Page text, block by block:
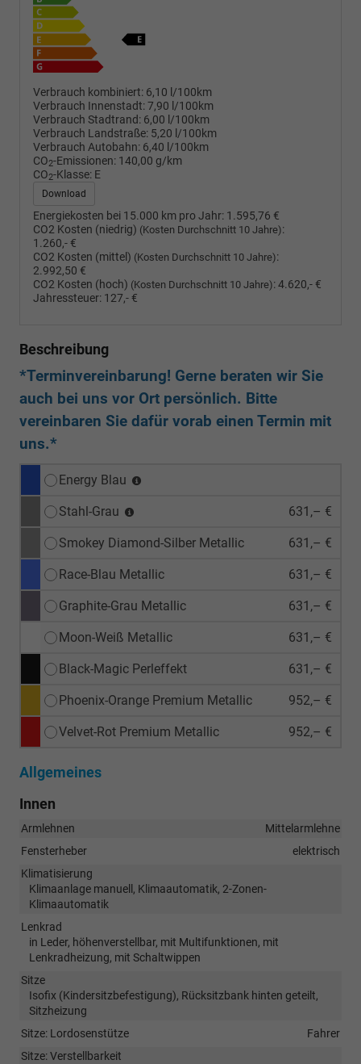
Verbrauch kombiniert: 6,10 l/100km
Verbrauch Innenstadt:7,90 l/100km
Verbrauch Stadtrand: 6,00 l/100km
Verbrauch Landstraße: 5,20 l/100km
Verbrauch Autobahn: 6,40 l/100km
CO2-Emissionen: 140,00 g/km
CO2-Klasse: E
Download
Energiekosten bei 15.000 km pro Jahr: 1.595,76 €
CO2 Kosten (niedrig) (Kosten Durchschnitt 10 Jahre):
1.260,- €
CO2 Kosten (mittel) (Kosten Durchschnitt 10 Jahre):
2.992,50 €
CO2 Kosten (hoch) (Kosten Durchschnitt 10 Jahre):4.620,- €
Jahressteuer: 127,- €
Beschreibung
*Terminvereinbarung! Gerne beraten wir Sie
auch bei uns vor Ort persönlich. Bitte
vereinbaren Sie dafür vorab einen Termin mit
uns.*
Energy Blau
Stahl-Grau 631,– €
Smokey Diamond-Silber Metallic 631,– €
Race-Blau Metallic 631,– €
Graphite-Grau Metallic 631,– €
Moon-Weiß Metallic 631,– €
Black-Magic Perleffekt 631,– €
Phoenix-Orange Premium Metallic 952,– €
Velvet-Rot Premium Metallic 952,– €
Allgemeines
Innen
Armlehnen
Mittelarmlehne
Fensterheber
elektrisch
Klimatisierung
Klimaanlage manuell, Klimaautomatik, 2-Zonen-
Klimaautomatik
Lenkrad
in Leder, höhenverstellbar, mit Multifunktionen, mit
Lenkradheizung, mit Schaltwippen
Sitze
Isofix (Kindersitzbefestigung), Rücksitzbank hinten geteilt,
Sitzheizung
Sitze: Lordosenstütze
Fahrer
Sitze: Verstellbarkeit